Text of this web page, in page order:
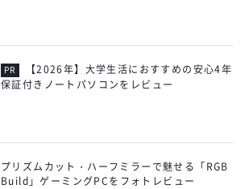
【2026年】大学生活におすすめの安心4年
保証付きノートパソコンをレビュー
プリズムカット・ハーフミラーで魅せる「RGB
Build」ゲーミングPCをフォトレビュー